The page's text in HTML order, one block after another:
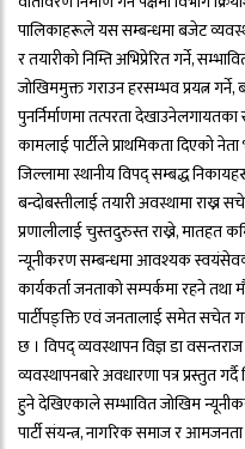
पालिकाहरूले यस सम्बन्धमा बजेट
र तयारीको निम्ति अभिप्रेरित गर्ने,
जोखिममुक्त गराउन हरसम्भव प्रयत्न गर्ने,
पुनर्निर्माणमा तत्परता
कामलाई पार्टीले प्राथमिकता दिएको
जिल्लामा स्थानीय विपद् सम्बद्ध
बन्दोबस्तीलाई तयारी अवस्थामा राख्न
प्रणालीलाई चुस्तदुरुस्त राख्ने, मातहत
न्यूनीकरण सम्बन्धमा आवश्यक स्वयंसेवक
कार्यकर्ता जनताको सम्पर्कमा रहने
पार्टीपङ्क्ति एवं जनतालाई समेत सचेत
छ । विपद् व्यवस्थापन विज्ञ डा
व्यवस्थापनबारे अवधारणा पत्र प्रस्तुत
हुने देखिएकाले सम्भावित जोखिम
पार्टी संयन्त्र, नागरिक समाज र